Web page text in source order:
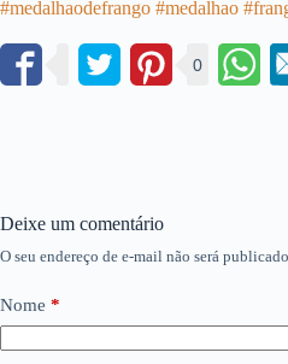
#medalhaodefrango #medalhao
0
Deixe um comentário
O seu endereço de e-mail não será
Nome *